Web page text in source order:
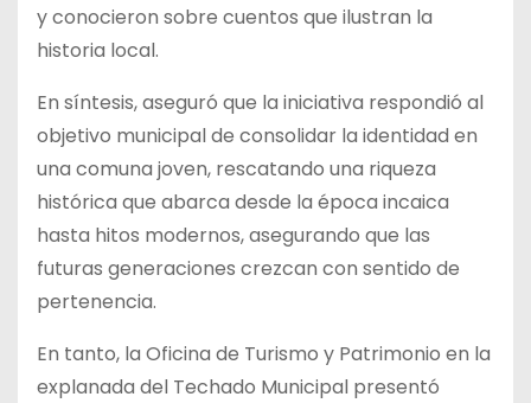
y conocieron sobre cuentos que ilustran la
historia local.
En síntesis, aseguró que la iniciativa respondió al
objetivo municipal de consolidar la identidad en
una comuna joven, rescatando una riqueza
histórica que abarca desde la época incaica
hasta hitos modernos, asegurando que las
futuras generaciones crezcan con sentido de
pertenencia.
En tanto, la Oficina de Turismo y Patrimonio en la
explanada del Techado Municipal presentó